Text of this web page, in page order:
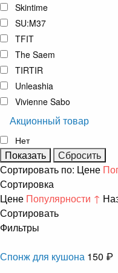
Skintime
SU:M37
TFIT
The Saem
TIRTIR
Unleashia
Vivienne Sabo
Акционный товар
Нет
Сортировать по: Цене
Сортировка
Цене Популярности ↑
Сортировать
Фильтры
Спонж для кушона 150 ₽